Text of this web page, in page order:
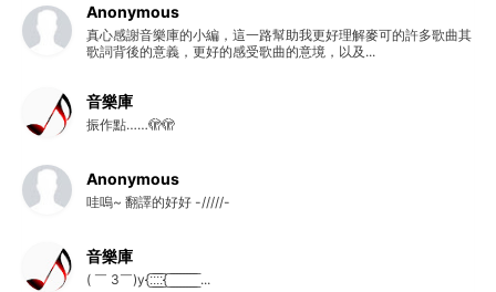
Anonymous
真心感謝音樂庫的小編，這一路幫助我更好理解麥可的許多歌曲其
歌詞背後的意義，更好的感受歌曲的意境，以及...
音樂庫
振作點……🫣🫣
Anonymous
哇嗚~ 翻譯的好好 -/////-
音樂庫
( ￣ 3￣)y{:̲̅:̲̅:̲̅:̲̅{ ̲̅ ̲̅ ̲̅ ̲̅ ̲̅ ̲̅ ̲̅ ̲̅ ̲̅ ...